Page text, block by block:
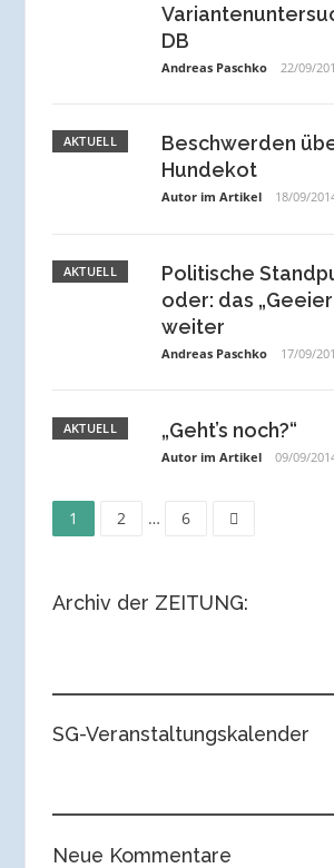
DB
Andreas Paschko 22/09/
AKTUELL
Beschwerden
Hundekot
Autor im Artikel 18/09/
AKTUELL
Politische
oder: das
weiter
Andreas Paschko 17/09/
AKTUELL „Geht’s noch?“
Autor im Artikel 09/09/
Beiträge
Seite
1 2 … 6
Archiv der ZEITUNG:
SG-Veranstaltungskalender
Neue Kommentare